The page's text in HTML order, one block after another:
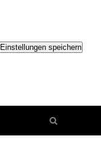
Einstellungen speichern